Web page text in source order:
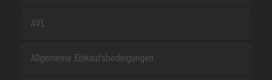
AVL
Allgemeine Einkaufsbedingungen